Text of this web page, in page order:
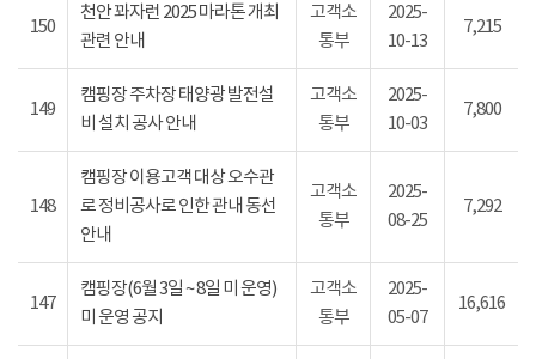
150
천안 꽈자런 2025 마라톤 개최
관련 안내
고객소
통부
2025-
10-13
7,215
149
캠핑장 주차장 태양광 발전설
비 설치 공사 안내
고객소
통부
2025-
10-03
7,800
148
캠핑장 이용고객 대상 오수관
로 정비공사로 인한 관내 동선
안내
고객소
통부
2025-
08-25
7,292
147
캠핑장(6월 3일 ~ 8일 미 운영)
미 운영 공지
고객소
통부
2025-
05-07
16,616